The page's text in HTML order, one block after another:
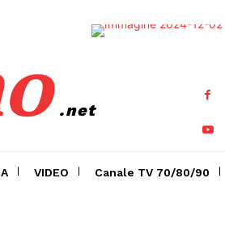
.net
VIDEO Canale TV 70/80/90